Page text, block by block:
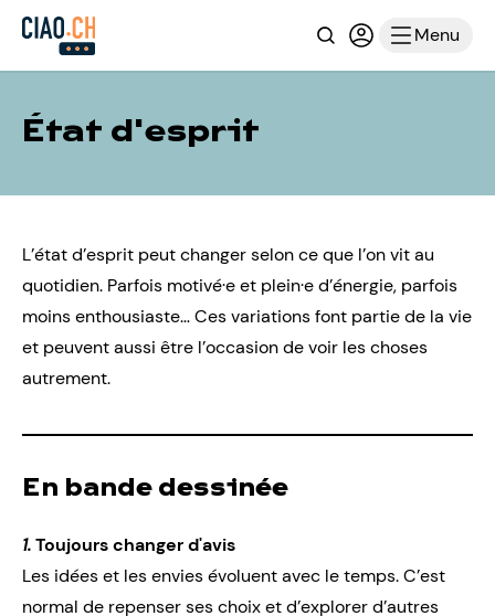
RechercheConnexion
Menu
État d'esprit
L’état d’esprit peut changer selon ce que l’on vit au
quotidien. Parfois motivé·e et plein·e d’énergie, parfois
moins enthousiaste… Ces variations font partie de la vie
et peuvent aussi être l’occasion de voir les choses
autrement.
En bande dessinée
1.Toujours changer d'avis
Les idées et les envies évoluent avec le temps. C’est
normal de repenser ses choix et d’explorer d’autres